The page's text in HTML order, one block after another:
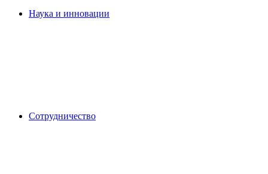
Наука и инновации
Сотрудничество